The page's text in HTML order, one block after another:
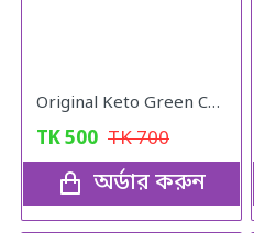
Original Keto Green Coffee weight loss
TK500 TK700
অর্ডার করুন